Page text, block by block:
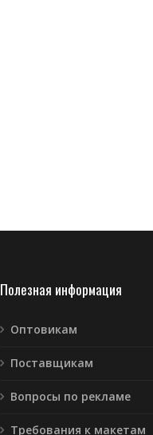
Полезная информация
Оптовикам
Поставщикам
Вопросы по рекламе
Требования к макетам